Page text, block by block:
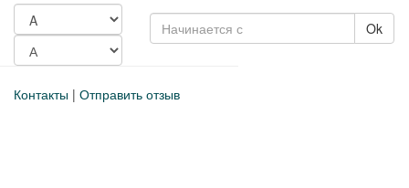
Ok
Контакты | Отправить отзыв